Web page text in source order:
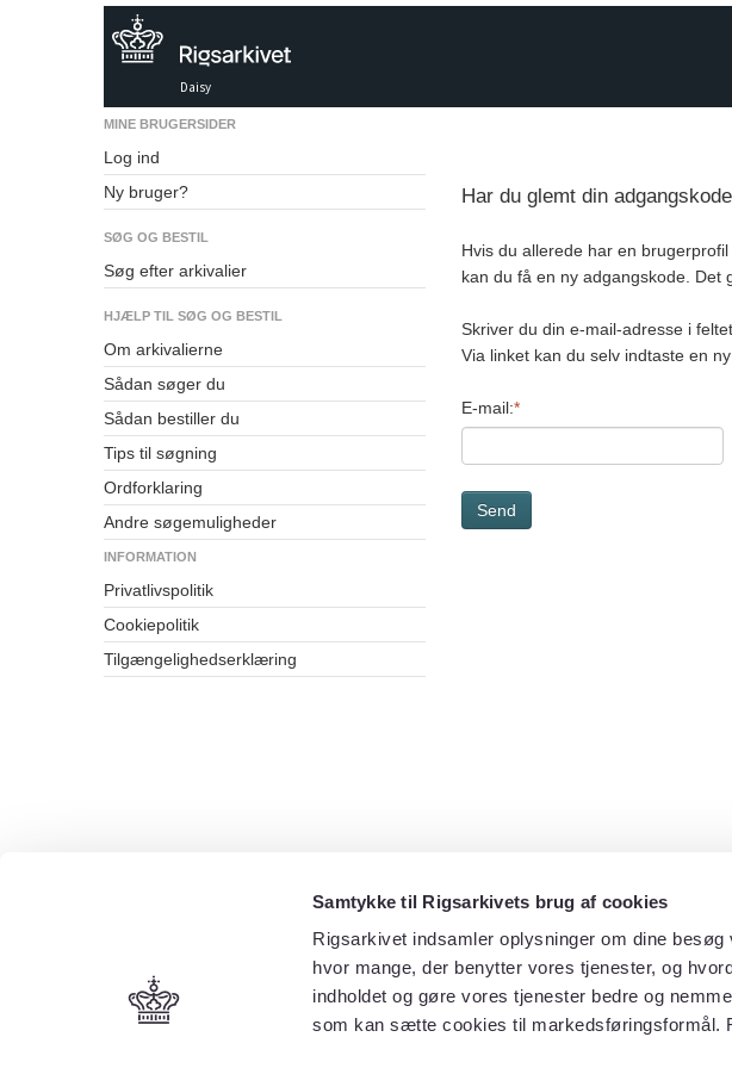
Samtykke til Rigsarkivets brug af cookies
Rigsarkivet indsamler oplysninger om dine
hvor mange, der benytter vores tjenester, og
indholdet og gøre vores tjenester bedre og
som kan sætte cookies til markedsføringsformål.
Daisy
MINE BRUGERSIDER
Log ind
Ny bruger?
SØG OG BESTIL
Søg efter arkivalier
HJÆLP TIL SØG OG BESTIL
Om arkivalierne
Sådan søger du
Sådan bestiller du
Tips til søgning
Ordforklaring
Andre søgemuligheder
INFORMATION
Privatlivspolitik
Cookiepolitik
Tilgængelighedserklæring
Har du glemt din
Hvis du allerede har en
kan du få en ny adgangskode. Det
Skriver du din e-mail-adresse i
Via linket kan du selv indtaste en
E-mail:
Send